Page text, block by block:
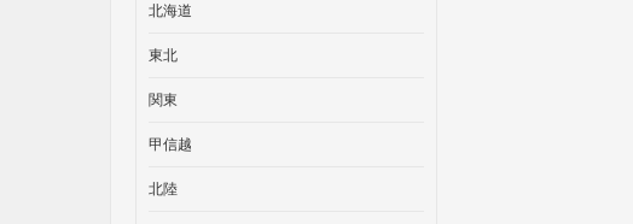
北海道
東北
関東
甲信越
北陸